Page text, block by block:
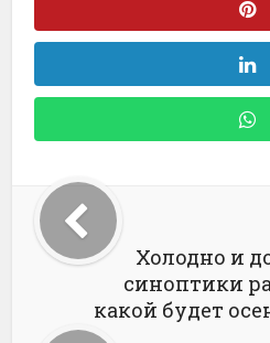
Холодно и
синоптики
какой будет